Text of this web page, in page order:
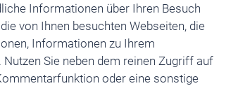
Informationen über Ihren Besuch
von Ihnen besuchten Webseiten, die
Informationen zu Ihrem
Sie neben dem reinen Zugriff auf
oder eine sonstige